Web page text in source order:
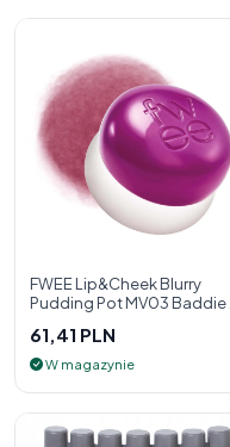
FWEE Lip&Cheek Blurry
Pudding Pot MV03 Baddie 5
policzk
61,41 PLN
W magazynie